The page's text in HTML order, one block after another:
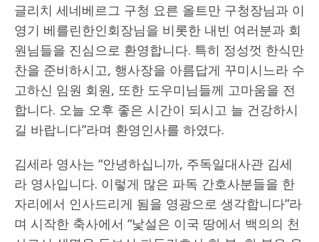
글리치 세네베르그 구청 요른 올트만 구청장님과 이
영기 베를린한인회장님을 비롯한 내빈 여러분과 회
원님들을 진심으로 환영합니다. 특히 정성껏 한식만
찬을 준비하시고, 행사장을 아름답게 꾸미시느라 수
고하신 임원 회원, 또한 도우미님들께 고마움을 전
합니다. 오늘 오후 좋은 시간이 되시고 늘 건강하시
길 바랍니다”라며 환영인사를 하였다.
김세라 영사는 “안녕하십니까, 주독일대사관 김세
라 영사입니다. 이렇게 많은 파독 간호사분들을 한
자리에서 인사드리게 됨을 영광으로 생각합니다”라
며 시작한 축사에서 “낯설은 이국 땅에서 백의의 천